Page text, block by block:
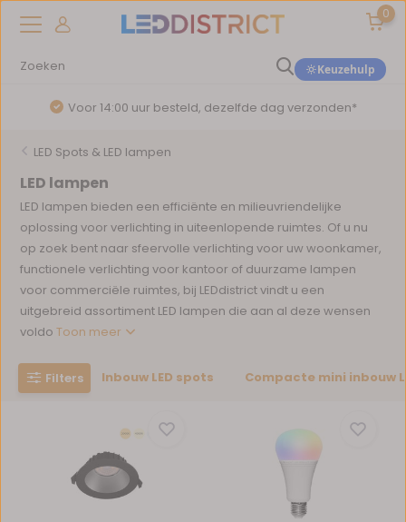
0
Keuzehulp
Voor 14:00 uur besteld, dezelfde dag verzonden*
LED Spots & LED lampen
LED lampen
LED lampen bieden een efficiënte en milieuvriendelijke
oplossing voor verlichting in uiteenlopende ruimtes. Of u nu
op zoek bent naar sfeervolle verlichting voor uw woonkamer,
functionele verlichting voor kantoor of duurzame lampen
voor commerciële ruimtes, bij LEDdistrict vindt u een
uitgebreid assortiment LED lampen die aan al deze wensen
voldoToon meer
Filters Inbouw LED spots Compacte mini inbouw